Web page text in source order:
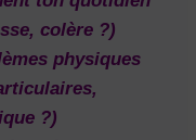
colère ?)
physiques
?)